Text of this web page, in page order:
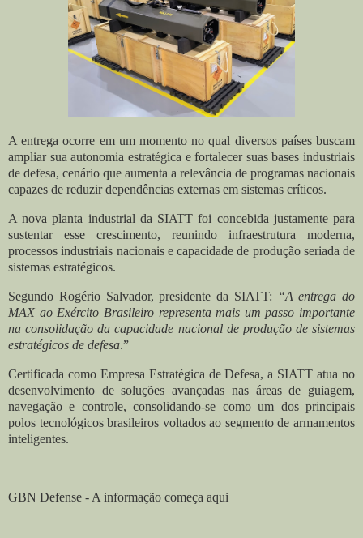
A entrega ocorre em um momento no qual diversos países buscam
ampliar sua autonomia estratégica e fortalecer suas bases industriais
de defesa, cenário que aumenta a relevância de programas nacionais
capazes de reduzir dependências externas em sistemas críticos.
A nova planta industrial da SIATT foi concebida justamente para
sustentar esse crescimento, reunindo infraestrutura moderna,
processos industriais nacionais e capacidade de produção seriada de
sistemas estratégicos.
Segundo Rogério Salvador, presidente da SIATT: “A entrega do
MAX ao Exército Brasileiro representa mais um passo importante
na consolidação da capacidade nacional de produção de sistemas
estratégicos de defesa.”
Certificada como Empresa Estratégica de Defesa, a SIATT atua no
desenvolvimento de soluções avançadas nas áreas de guiagem,
navegação e controle, consolidando-se como um dos principais
polos tecnológicos brasileiros voltados ao segmento de armamentos
inteligentes.
GBN Defense - A informação começa aqui